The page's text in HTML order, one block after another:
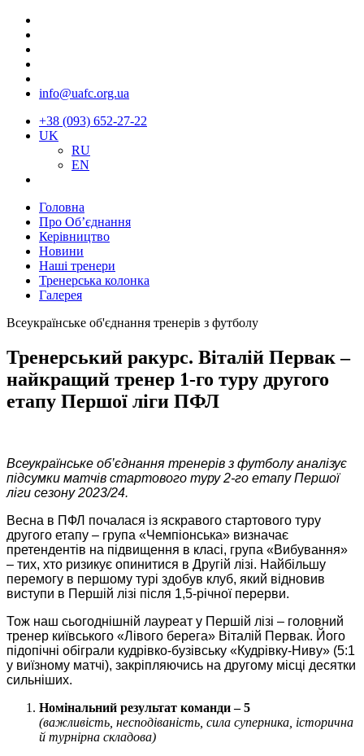
info@uafc.org.ua
+38 (093) 652-27-22
UK
RU
EN
Головна
Про Об’єднання
Керівництво
Новини
Наші тренери
Тренерська колонка
Галерея
Всеукраїнське об'єднання тренерів з футболу
Тренерський ракурс. Віталій Первак –
найкращий тренер 1-го туру другого
етапу Першої ліги ПФЛ
Всеукраїнське об’єднання тренерів з футболу аналізує
підсумки матчів стартового туру 2-го етапу Першої
ліги сезону 2023/24.
Весна в ПФЛ почалася із яскравого стартового туру
другого етапу – група «Чемпіонська» визначає
претендентів на підвищення в класі, група «Вибування»
– тих, хто ризикує опинитися в Другій лізі. Найбільшу
перемогу в першому турі здобув клуб, який відновив
виступи в Першій лізі після 1,5-річної перерви.
Тож наш сьогоднішній лауреат у Першій лізі – головний
тренер київського «Лівого берега» Віталій Первак. Його
підопічні обіграли кудрівко-бузівську «Кудрівку-Ниву» (5:1
у виїзному матчі), закріпляючись на другому місці десятки
сильніших.
Номінальний результат команди – 5
(важливість, несподіваність, сила суперника, історична
й турнірна складова)